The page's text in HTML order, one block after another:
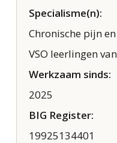
Specialisme(n):
Chronische pijn
VSO leerlingen
Werkzaam sinds:
2025
BIG Register:
19925134401